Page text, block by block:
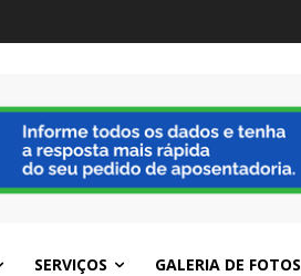
SERVIÇOS GALERIA DE FOTOS